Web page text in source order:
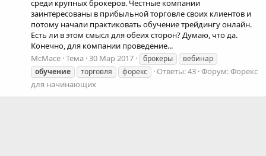
среди крупных брокеров. Честные компании
заинтересованы в прибыльной торговле своих клиентов и
потому начали практиковать обучение трейдингу онлайн.
Есть ли в этом смысл для обеих сторон? Думаю, что да.
Конечно, для компании проведение...
McMace Тема 30 Мар 2017 брокеры
вебинар
обучение
торговля форекс Ответы: 43 Форум:Форекс
для начинающих